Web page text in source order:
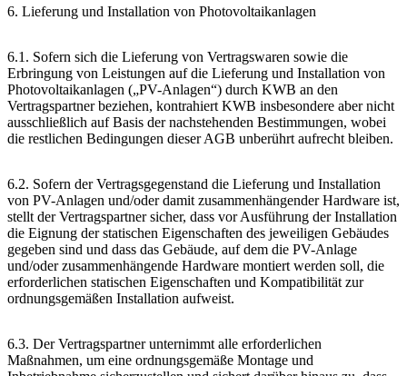
6. Lieferung und Installation von Photovoltaikanlagen
6.1. Sofern sich die Lieferung von Vertragswaren sowie die
Erbringung von Leistungen auf die Lieferung und Installation von
Photovoltaikanlagen („PV-Anlagen“) durch KWB an den
Vertragspartner beziehen, kontrahiert KWB insbesondere aber nicht
ausschließlich auf Basis der nachstehenden Bestimmungen, wobei
die restlichen Bedingungen dieser AGB unberührt aufrecht bleiben.
6.2. Sofern der Vertragsgegenstand die Lieferung und Installation
von PV-Anlagen und/oder damit zusammenhängender Hardware ist,
stellt der Vertragspartner sicher, dass vor Ausführung der Installation
die Eignung der statischen Eigenschaften des jeweiligen Gebäudes
gegeben sind und dass das Gebäude, auf dem die PV-Anlage
und/oder zusammenhängende Hardware montiert werden soll, die
erforderlichen statischen Eigenschaften und Kompatibilität zur
ordnungsgemäßen Installation aufweist.
6.3. Der Vertragspartner unternimmt alle erforderlichen
Maßnahmen, um eine ordnungsgemäße Montage und